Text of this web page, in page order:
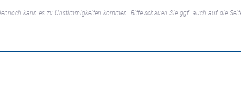
kann es zu Unstimmigkeiten kommen. Bitte schauen Sie ggf. auch auf die